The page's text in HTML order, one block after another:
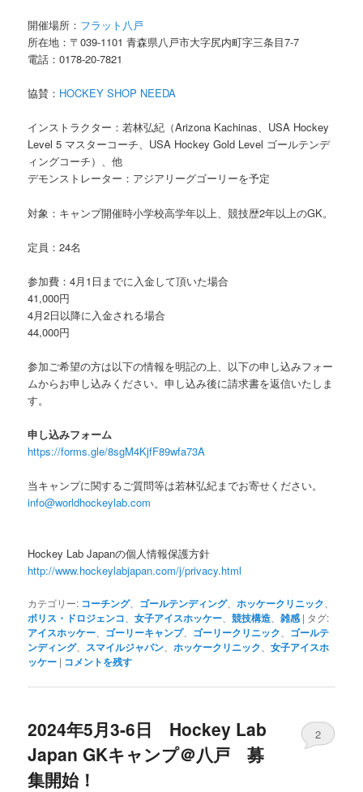
開催場所： フラット八戸
所在地：〒039-1101 青森県八戸市大字尻内町字三条目7-7
電話：0178-20-7821
協賛： HOCKEY SHOP NEEDA
インストラクター：若林弘紀（Arizona Kachinas、USA Hockey
Level 5 マスターコーチ、USA Hockey Gold Level ゴールテンデ
ィングコーチ）、他
デモンストレーター：アジアリーグゴーリーを予定
対象：キャンプ開催時小学校高学年以上、競技歴2年以上のGK。
定員：24名
参加費：4月1日までに入金して頂いた場合
41,000円
4月2日以降に入金される場合
44,000円
参加ご希望の方は以下の情報を明記の上、以下の申し込みフォー
ムからお申し込みください。申し込み後に請求書を返信いたしま
す。
申し込みフォーム
https://forms.gle/8sgM4KjfF89wfa73A
当キャンプに関するご質問等は若林弘紀までお寄せください。
info@worldhockeylab.com
Hockey Lab Japanの個人情報保護方針
http://www.hockeylabjapan.com/j/privacy.html
カテゴリー: コーチング、 ゴールテンディング、ホッケークリニック、
ボリス・ドロジェンコ、女子アイスホッケー、競技構造、雑感 | タグ:
アイスホッケー、 ゴーリーキャンプ、 ゴーリークリニック、 ゴールテ
ンディング、 スマイルジャパン、ホッケークリニック、女子アイスホ
ッケー | コメントを残す
2024年5月3-6日 Hockey Lab
Japan GKキャンプ＠八戸 募
集開始！
2